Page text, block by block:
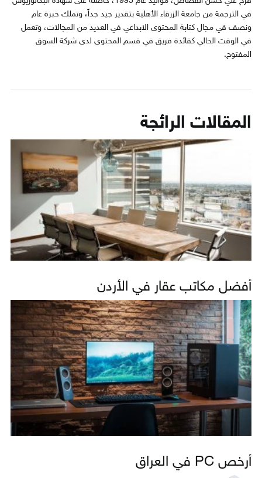
في الترجمة من جامعة الزرقاء الأهلية بتقدير جيد جداً، وتملك خبرة عام
ونصف في مجال كتابة المحتوى الابداعي في العديد من المجالات، وتعمل
في الوقت الحالي كقائدة فريق في قسم المحتوى لدى شركة السوق
المفتوح.
المقالات الرائجة
أفضل مكاتب عقار في الأردن
أرخص PC في العراق